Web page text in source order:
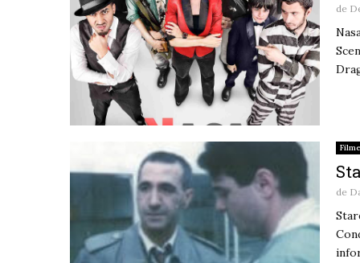
de
Filme
de